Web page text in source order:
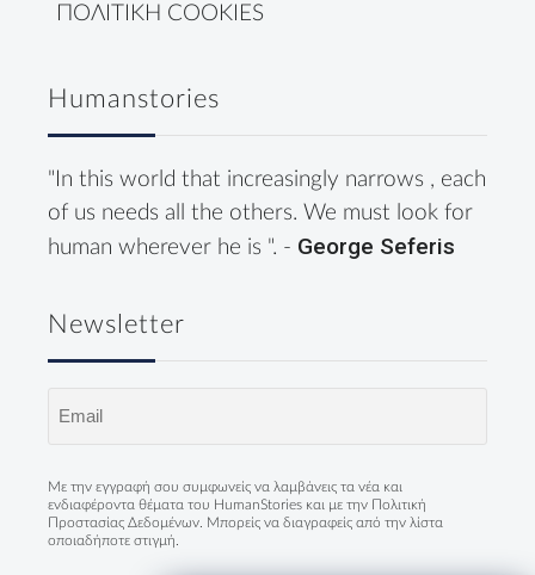
ΠΟΛΙΤΙΚΗ COOKIES
Humanstories
"In this world that increasingly narrows , each
of us needs all the others. We must look for
human wherever he is ". - George Seferis
Newsletter
Με την εγγραφή σου συμφωνείς να λαμβάνεις τα νέα και
ενδιαφέροντα θέματα του HumanStories και με την
Πολιτική
Προστασίας Δεδομένων . Μπορείς να διαγραφείς από την λίστα
οποιαδήποτε στιγμή.